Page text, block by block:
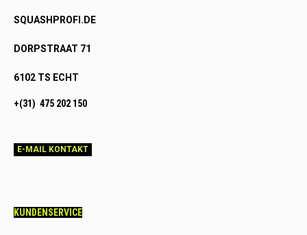
SQUASHPROFI.DE
DORPSTRAAT 71
6102 TS ECHT
+(31) 475 202 150
E-MAIL KONTAKT
KUNDENSERVICE